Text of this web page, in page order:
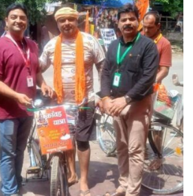
सेवाओं
का
होगा
विस्तार,
CM
सैनी
बोले-
2047
तक
हरियाणा
को
स्वास्थ्य
क्षेत्र